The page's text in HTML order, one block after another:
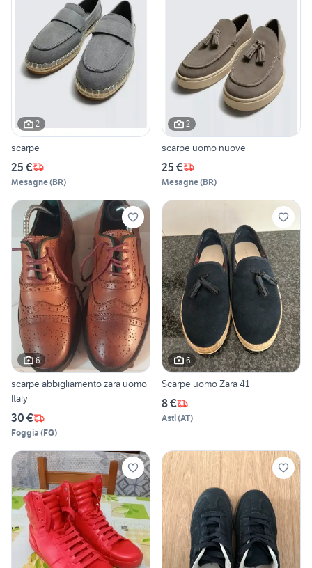
2
scarpe
25 €
Mesagne(BR)
2
scarpe uomo nuove
25 €
Mesagne(BR)
6
scarpe abbigliamento zara uomo
Italy
30 €
Foggia (FG)
6
Scarpe uomo Zara 41
8 €
Asti(AT)